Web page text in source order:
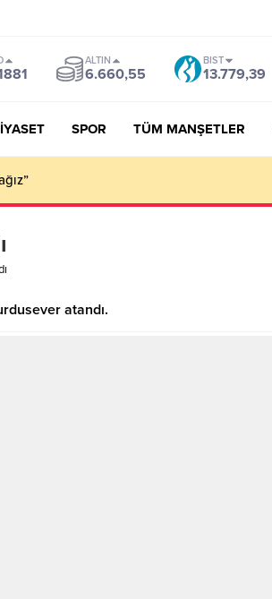
ALTIN
6.660,55
BIST
13.779,39
SPOR TÜM MANŞETLER
atandı.